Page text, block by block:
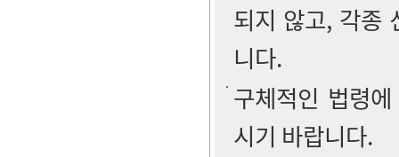
되지 않고, 각종
니다.
구체적인 법령
시기 바랍니다.